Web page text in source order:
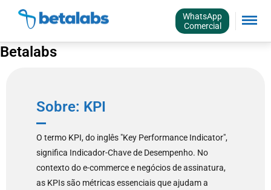
WhatsApp
Comercial
Betalabs
Sobre: KPI
O termo KPI, do inglês "Key Performance Indicator",
significa Indicador-Chave de Desempenho. No
contexto do e-commerce e negócios de assinatura,
as KPIs são métricas essenciais que ajudam a